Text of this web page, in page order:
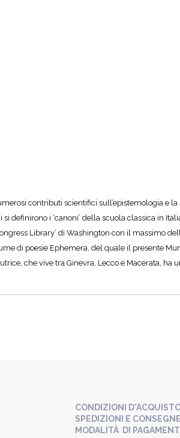
contributi scientifici sull’epistemologia e la
definirono i ‘canoni’ della scuola classica in
Library’ di Washington con il massimo
di poesie Ephemera, del quale il presente
che vive tra Ginevra, Lecco e Macerata, ha
CONDIZIONI
SPEDIZIONI E CONSEGNE
MODALITÀ DI